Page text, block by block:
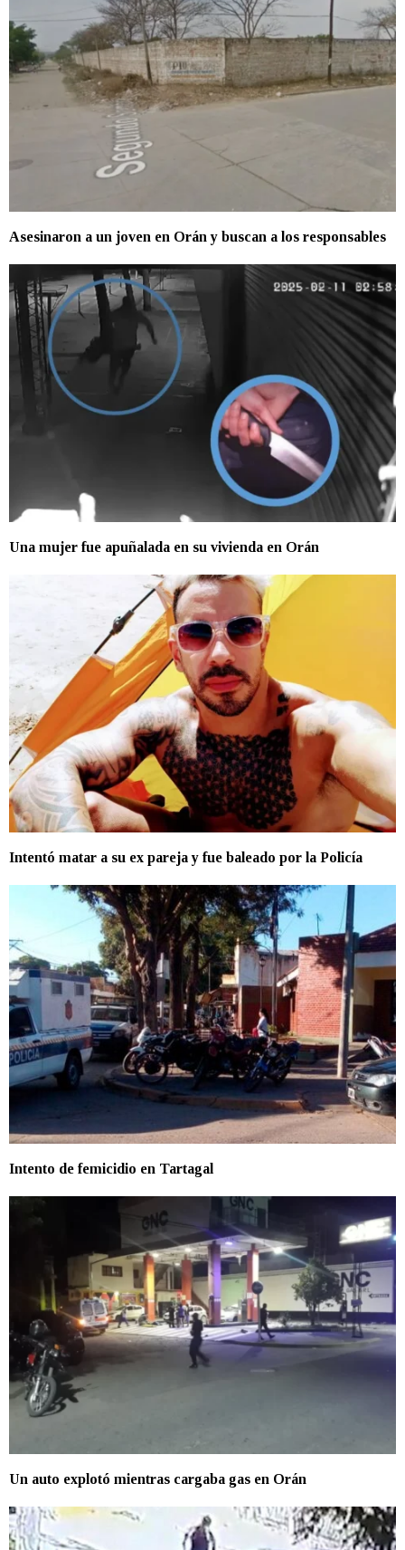
Asesinaron a un joven en Orán y buscan a los responsables
Una mujer fue apuñalada en su vivienda en Orán
Intentó matar a su ex pareja y fue baleado por la Policía
Intento de femicidio en Tartagal
Un auto explotó mientras cargaba gas en Orán